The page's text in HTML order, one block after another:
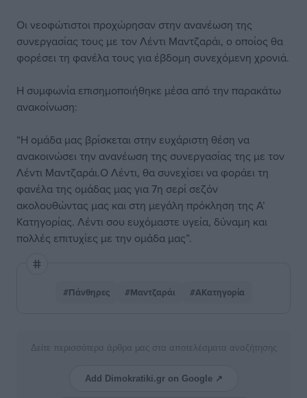
Οι νεοφώτιστοι προχώρησαν στην ανανέωση της
συνεργασίας τους με τον Λέντι Μαντζαράι, ο οποίος θα
φορέσει τη φανέλα τους για έβδομη συνεχόμενη χρονιά.
Η συμφωνία επισημοποιήθηκε μέσα από την παρακάτω
ανακοίνωση:
“Η ομάδα μας βρίσκεται στην ευχάριστη θέση να
ανακοινώσει την ανανέωση της συνεργασίας της με τον
Λέντι Μαντζαράι.Ο Λέντι, θα συνεχίσει να φοράει τη
φανέλα της ομάδας μας για 7η σερί σεζόν
ακολουθώντας μας και στη μεγάλη πρόκληση της Α’
Κατηγορίας. Λέντι σου ευχόμαστε υγεία, δύναμη και
πολλές επιτυχίες με την ομάδα μας”.
#Πάνθηρες #Μαντζαράι #ΑΚατηγορία
Δείτε περισσότερα άρθρα μας στα αποτελέσματα αναζήτησης
Add Dimokratiki.gr on Google ↗